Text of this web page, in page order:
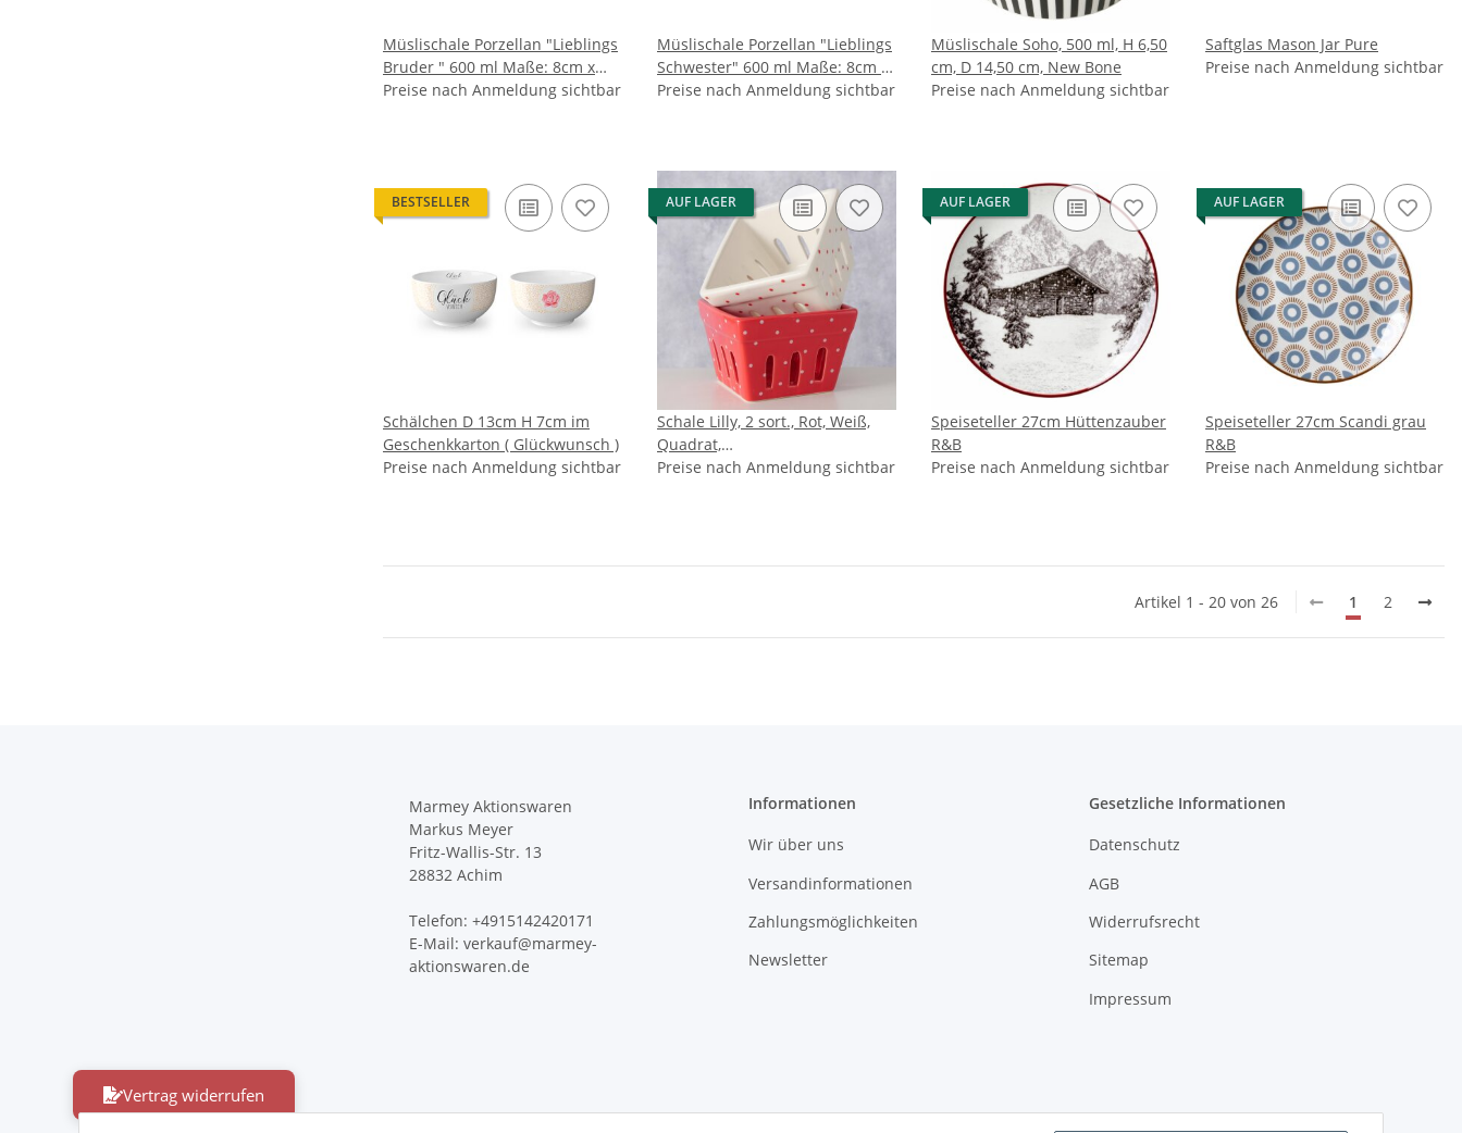
Müslischale Porzellan "Lieblings
Bruder " 600 ml Maße: 8cm x
14cm
Preise nach Anmeldung sichtbar
Müslischale Porzellan "Lieblings
Schwester" 600 ml Maße: 8cm x
14cm
Preise nach Anmeldung sichtbar
Müslischale Soho, 500 ml, H 6,50
cm, D 14,50 cm, New Bone
Preise nach Anmeldung sichtbar
Saftglas Mason Jar Pure
Preise nach Anmeldung sichtbar
BESTSELLER
Schälchen D 13cm H 7cm im
Geschenkkarton ( Glückwunsch )
Preise nach Anmeldung sichtbar
AUF LAGER
Schale Lilly, 2 sort., Rot, Weiß,
Quadrat,
Spülmaschinengeeignet, H 7,50
Preise nach Anmeldung sichtbar
AUF LAGER
Speiseteller 27cm Hüttenzauber
R&B
Preise nach Anmeldung sichtbar
AUF LAGER
Speiseteller 27cm Scandi grau
R&B
Preise nach Anmeldung sichtbar
Artikel 1 - 20 von 26 1 2
Marmey Aktionswaren
Markus Meyer
Fritz-Wallis-Str. 13
28832 Achim
Telefon: +4915142420171
E-Mail: verkauf@marmey-
aktionswaren.de
Informationen
Wir über uns
Versandinformationen
Zahlungsmöglichkeiten
Newsletter
Gesetzliche Informationen
Datenschutz
AGB
Widerrufsrecht
Sitemap
Impressum
Vertrag widerrufen